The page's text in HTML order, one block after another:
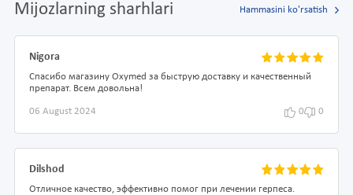
Mijozlarning sharhlari Hammasini ko'rsatish
Nigora
Спасибо магазину Oxymed за быструю доставку и качественный
препарат. Всем довольна!
06 August 2024 0 0
Dilshod
Отличное качество, эффективно помог при лечении герпеса.